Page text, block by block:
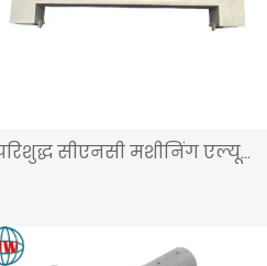
परिशुद्ध सीएनसी मशीनिंग एल्यूमीनियम डाई कास्टिंग टेलीकॉम पार्ट्स